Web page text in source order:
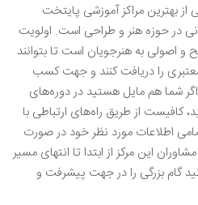
از بهترین مراکز آموزشی پایتخت
در حوزه هنر و طراحی است. اولویت
اصولی به هنرجویان است تا بتوانند
را دریافت کنند و جهت کسب
اگر شما هم مایل هستید در دوره‌های
کافیست از طریق راه‌های ارتباطی با
اطلاعات مورد نظر خود در صورت
این مرکز از ابتدا تا انتهای مسیر
گام بزرگی را در جهت پیشرفت و